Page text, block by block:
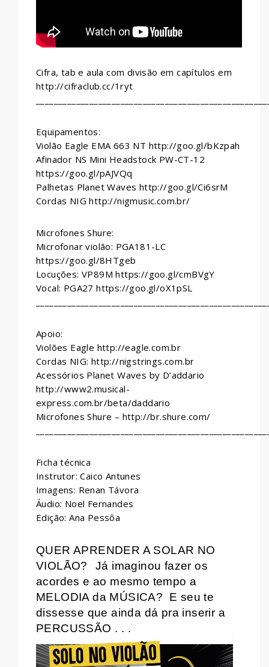
Cifra, tab e aula com divisão em capítulos em
http://cifraclub.cc/1ryt
Equipamentos:
Violão Eagle EMA 663 NT http://goo.gl/bKzpah
Afinador NS Mini Headstock PW-CT-12
https://goo.gl/pAJVQq
Palhetas Planet Waves http://goo.gl/Ci6srM
Cordas NIG http://nigmusic.com.br/
Microfones Shure:
Microfonar violão: PGA181-LC
https://goo.gl/8HTgeb
Locuções: VP89M https://goo.gl/cmBVgY
Vocal: PGA27 https://goo.gl/oX1pSL
Apoio:
Violões Eagle http://eagle.com.br
Cordas NIG: http://nigstrings.com.br
Acessórios Planet Waves by D’addario
http://www2.musical-
express.com.br/beta/daddario
Microfones Shure – http://br.shure.com/
Ficha técnica
Instrutor: Caico Antunes
Imagens: Renan Távora
Áudio: Noel Fernandes
Edição: Ana Pessôa
QUER APRENDER A SOLAR NO
VIOLÃO?
Já imaginou fazer os
acordes e ao mesmo tempo a
MELODIA da MÚSICA? E seu te
dissesse que ainda dá pra inserir a
PERCUSSÃO . . .